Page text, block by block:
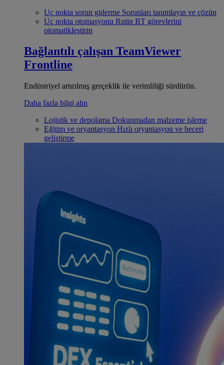
Uç nokta sorun giderme Sorunları tanımlayın ve çözün
Uç nokta otomasyonu Rutin BT görevlerini
otomatikleştirin
Bağlantılı çalışan TeamViewer
Frontline
Endüstriyel artırılmış gerçeklik ile verimliliği sürdürün.
Daha fazla bilgi alın
Lojistik ve depolama Dokunmadan malzeme işleme
Eğitim ve oryantasyon Hızlı oryantasyon ve beceri
geliştirme